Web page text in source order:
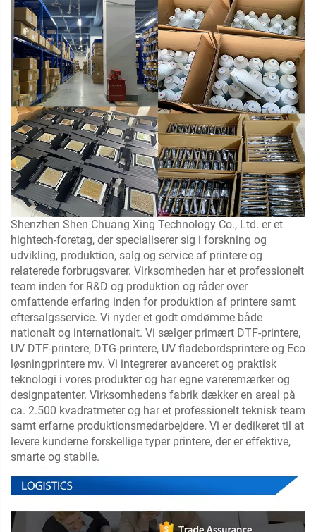
Shenzhen Shen Chuang Xing Technology Co., Ltd. er et
hightech-foretag, der specialiserer sig i forskning og
udvikling, produktion, salg og service af printere og
relaterede forbrugsvarer. Virksomheden har et professionelt
team inden for R&D og produktion og råder over
omfattende erfaring inden for produktion af printere samt
eftersalgsservice. Vi nyder et godt omdømme både
nationalt og internationalt. Vi sælger primært DTF-printere,
UV DTF-printere, DTG-printere, UV fladebordsprintere og Eco
løsningprintere mv. Vi integrerer avanceret og praktisk
teknologi i vores produkter og har egne vareremærker og
designpatenter. Virksomhedens fabrik dækker en areal på
ca. 2.500 kvadratmeter og har et professionelt teknisk team
samt erfarne produktionsmedarbejdere. Vi er dedikeret til at
levere kunderne forskellige typer printere, der er effektive,
smarte og stabile.